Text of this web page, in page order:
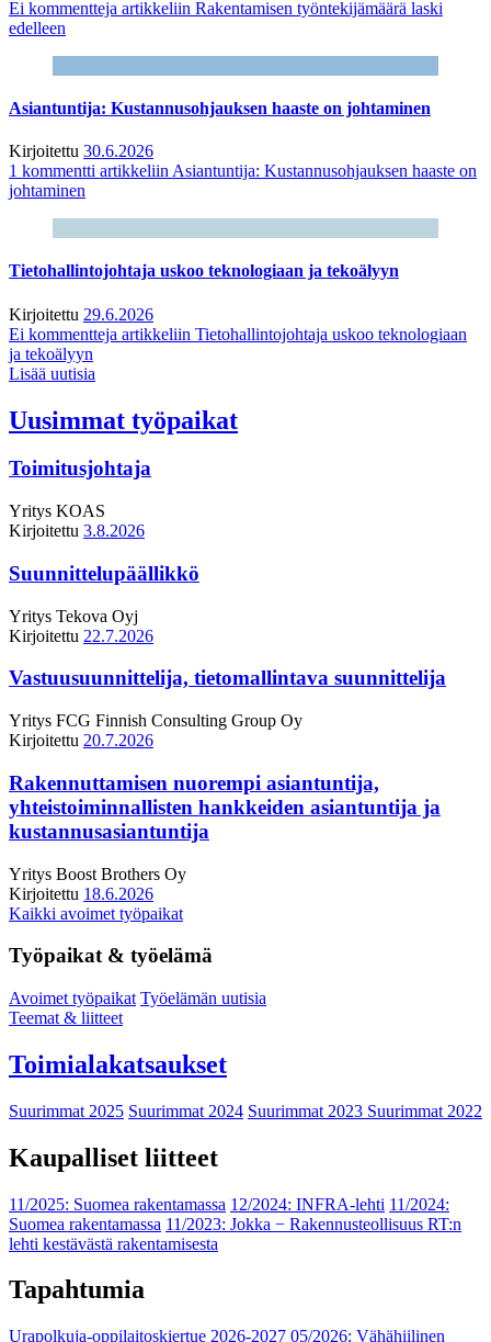
Ei kommentteja artikkeliin Rakentamisen työntekijämäärä laski
edelleen
Asiantuntija: Kustannusohjauksen haaste on johtaminen
Kirjoitettu 30.6.2026
1 kommentti artikkeliin Asiantuntija: Kustannusohjauksen haaste on
johtaminen
Tietohallintojohtaja uskoo teknologiaan ja tekoälyyn
Kirjoitettu 29.6.2026
Ei kommentteja artikkeliin Tietohallintojohtaja uskoo teknologiaan
ja tekoälyyn
Lisää uutisia
Uusimmat työpaikat
Toimitusjohtaja
Yritys KOAS
Kirjoitettu 3.8.2026
Suunnittelupäällikkö
Yritys Tekova Oyj
Kirjoitettu 22.7.2026
Vastuusuunnittelija, tietomallintava suunnittelija
Yritys FCG Finnish Consulting Group Oy
Kirjoitettu 20.7.2026
Rakennuttamisen nuorempi asiantuntija,
yhteistoiminnallisten hankkeiden asiantuntija ja
kustannusasiantuntija
Yritys Boost Brothers Oy
Kirjoitettu 18.6.2026
Kaikki avoimet työpaikat
Työpaikat & työelämä
Avoimet työpaikat Työelämän uutisia
Teemat & liitteet
Toimialakatsaukset
Suurimmat 2025 Suurimmat 2024 Suurimmat 2023 Suurimmat 2022
Kaupalliset liitteet
11/2025: Suomea rakentamassa 12/2024: INFRA-lehti 11/2024:
Suomea rakentamassa 11/2023: Jokka − Rakennusteollisuus RT:n
lehti kestävästä rakentamisesta
Tapahtumia
Urapolkuja-oppilaitoskiertue 2026-2027 05/2026: Vähähiilinen